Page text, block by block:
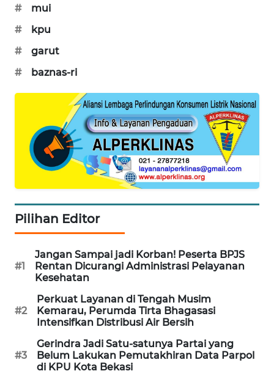
#
mui
#
kpu
#
garut
#
baznas-ri
Pilihan Editor
#1
Jangan Sampai jadi Korban! Peserta BPJS
Rentan Dicurangi Administrasi Pelayanan
Kesehatan
#2
Perkuat Layanan di Tengah Musim
Kemarau, Perumda Tirta Bhagasasi
Intensifkan Distribusi Air Bersih
#3
Gerindra Jadi Satu-satunya Partai yang
Belum Lakukan Pemutakhiran Data Parpol
di KPU Kota Bekasi
WAHANA
LISTRIK
WAHANA
TRAVEL
WAHANA
TV
WAHANANEWS
WAHANANEWS
WAHANANEWS
NET
WAHANA
SPORT
WAHANA
UMKM